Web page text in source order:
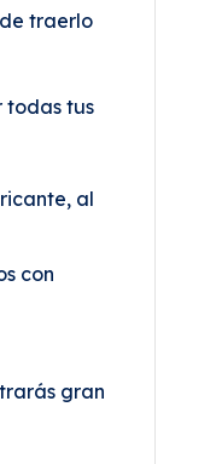
traerlo
todas tus
al
con
gran